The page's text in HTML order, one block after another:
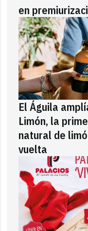
en
El Águila
Limón, la
natural de
vuelta